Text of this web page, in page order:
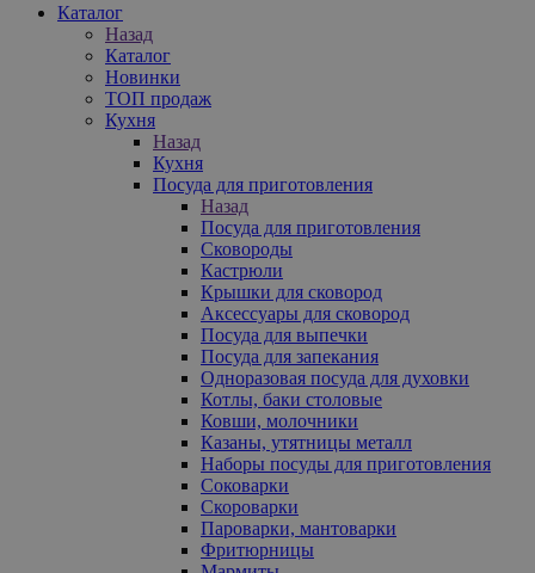
Каталог
Назад
Каталог
Новинки
ТОП продаж
Кухня
Назад
Кухня
Посуда для приготовления
Назад
Посуда для приготовления
Сковороды
Кастрюли
Крышки для сковород
Аксессуары для сковород
Посуда для выпечки
Посуда для запекания
Одноразовая посуда для духовки
Котлы, баки столовые
Ковши, молочники
Казаны, утятницы металл
Наборы посуды для приготовления
Соковарки
Скороварки
Пароварки, мантоварки
Фритюрницы